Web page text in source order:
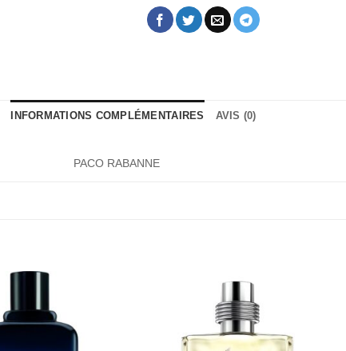
INFORMATIONS COMPLÉMENTAIRES AVIS (0)
PACO RABANNE